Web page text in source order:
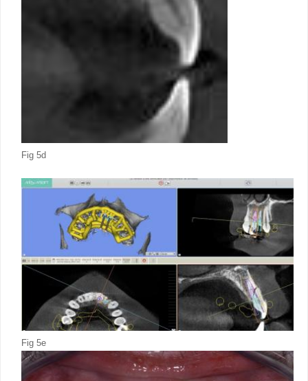
Fig 5d
Fig 5e